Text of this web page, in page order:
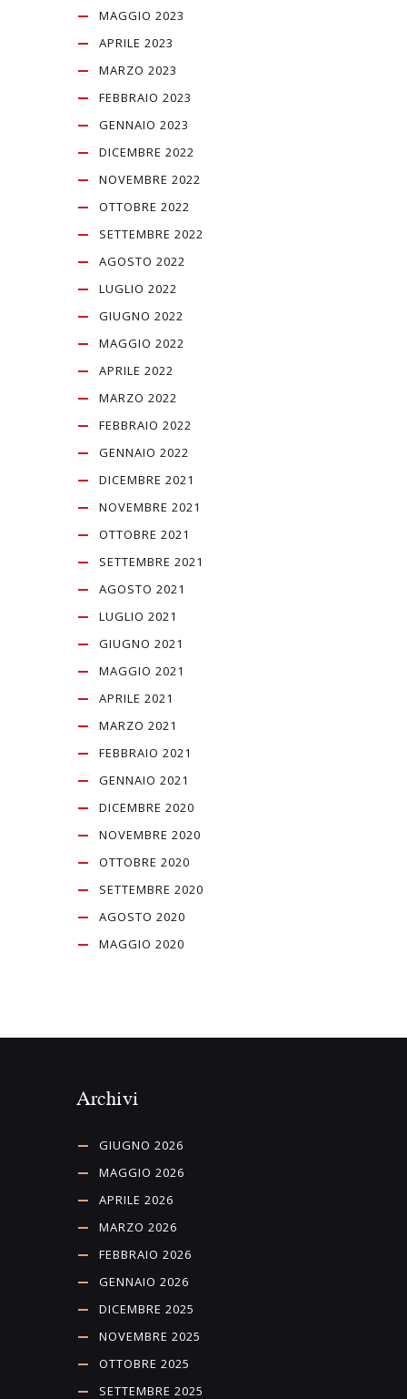
MAGGIO 2023
APRILE 2023
MARZO 2023
FEBBRAIO 2023
GENNAIO 2023
DICEMBRE 2022
NOVEMBRE 2022
OTTOBRE 2022
SETTEMBRE 2022
AGOSTO 2022
LUGLIO 2022
GIUGNO 2022
MAGGIO 2022
APRILE 2022
MARZO 2022
FEBBRAIO 2022
GENNAIO 2022
DICEMBRE 2021
NOVEMBRE 2021
OTTOBRE 2021
SETTEMBRE 2021
AGOSTO 2021
LUGLIO 2021
GIUGNO 2021
MAGGIO 2021
APRILE 2021
MARZO 2021
FEBBRAIO 2021
GENNAIO 2021
DICEMBRE 2020
NOVEMBRE 2020
OTTOBRE 2020
SETTEMBRE 2020
AGOSTO 2020
MAGGIO 2020
Archivi
GIUGNO 2026
MAGGIO 2026
APRILE 2026
MARZO 2026
FEBBRAIO 2026
GENNAIO 2026
DICEMBRE 2025
NOVEMBRE 2025
OTTOBRE 2025
SETTEMBRE 2025